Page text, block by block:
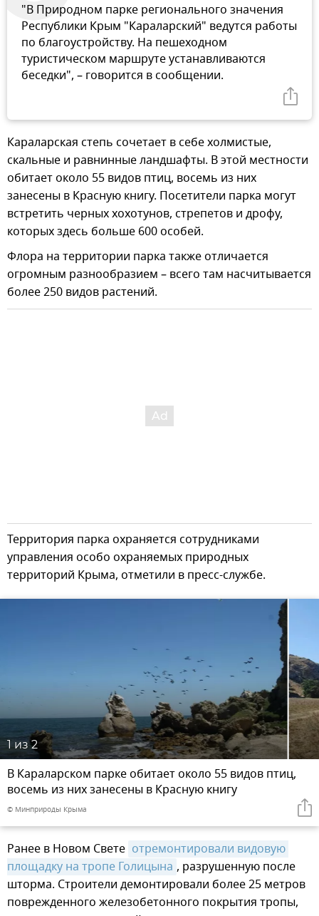
"В Природном парке регионального значения
Республики Крым "Караларский" ведутся работы
по благоустройству. На пешеходном
туристическом маршруте устанавливаются
беседки", – говорится в сообщении.
Караларская степь сочетает в себе холмистые,
скальные и равнинные ландшафты. В этой местности
обитает около 55 видов птиц, восемь из них
занесены в Красную книгу. Посетители парка могут
встретить черных хохотунов, стрепетов и дрофу,
которых здесь больше 600 особей.
Флора на территории парка также отличается
огромным разнообразием – всего там насчитывается
более 250 видов растений.
Территория парка охраняется сотрудниками
управления особо охраняемых природных
территорий Крыма, отметили в пресс-службе.
1из 2
В Караларском парке обитает около 55 видов птиц,
восемь из них занесены в Красную книгу
© Минприроды Крыма
Ранее в Новом Свете отремонтировали видовую
площадку на тропе Голицына , разрушенную после
шторма. Строители демонтировали более 25 метров
поврежденного железобетонного покрытия тропы,